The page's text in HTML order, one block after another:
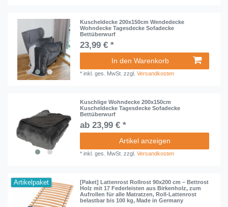
Kuscheldecke 200x150cm Wendedecke
Wohndecke Tagesdecke Sofadecke
Bettüberwurf
23,99 € *
In den Warenkorb
*inkl. ges. MwSt. zzgl.Versandkosten
Kuschlige Wohndecke 200x150cm
Kuscheldecke Tagesdecke Sofadecke
Bettüberwurf
ab 23,99 € *
Artikel anzeigen
*inkl. ges. MwSt. zzgl.Versandkosten
Artikelpaket
[Paket] Lattenrost Rollrost 90x200 cm – Bettrost
Holz mit 17 Federleisten aus Birkenholz, zum
Aufrollen für alle Matratzen, Roll-Lattenrost
belastbar bis 100 kg, Made in Germany